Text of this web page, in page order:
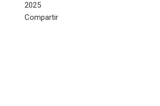
2025
Facebook
Twitter
LinkedIn
Pinterest
Stumbleupon
Email
Compartir